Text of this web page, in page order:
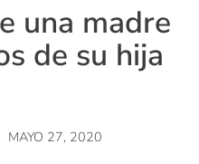
una madre
de su hija
MAYO 27, 2020